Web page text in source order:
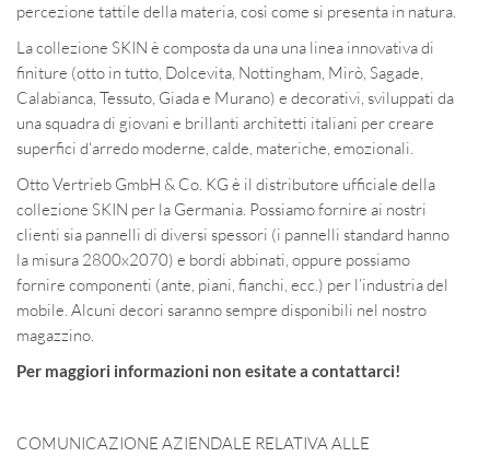
percezione tattile della materia, così come si presenta in natura.
La collezione SKIN è composta da una una linea innovativa di
finiture (otto in tutto, Dolcevita, Nottingham, Mirò, Sagade,
Calabianca, Tessuto, Giada e Murano) e decorativi, sviluppati da
una squadra di giovani e brillanti architetti italiani per creare
superfici d‘arredo moderne, calde, materiche, emozionali.
Otto Vertrieb GmbH & Co. KG è il distributore ufficiale della
collezione SKIN per la Germania. Possiamo fornire ai nostri
clienti sia pannelli di diversi spessori (i pannelli standard hanno
la misura 2800x2070) e bordi abbinati, oppure possiamo
fornire componenti (ante, piani, fianchi, ecc.) per l’industria del
mobile. Alcuni decori saranno sempre disponibili nel nostro
magazzino.
Per maggiori informazioni non esitate a contattarci!
COMUNICAZIONE AZIENDALE RELATIVA ALLE